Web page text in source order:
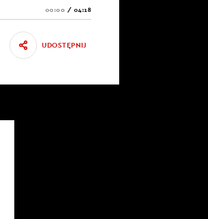
00:00 / 04:18
UDOSTĘPNIJ